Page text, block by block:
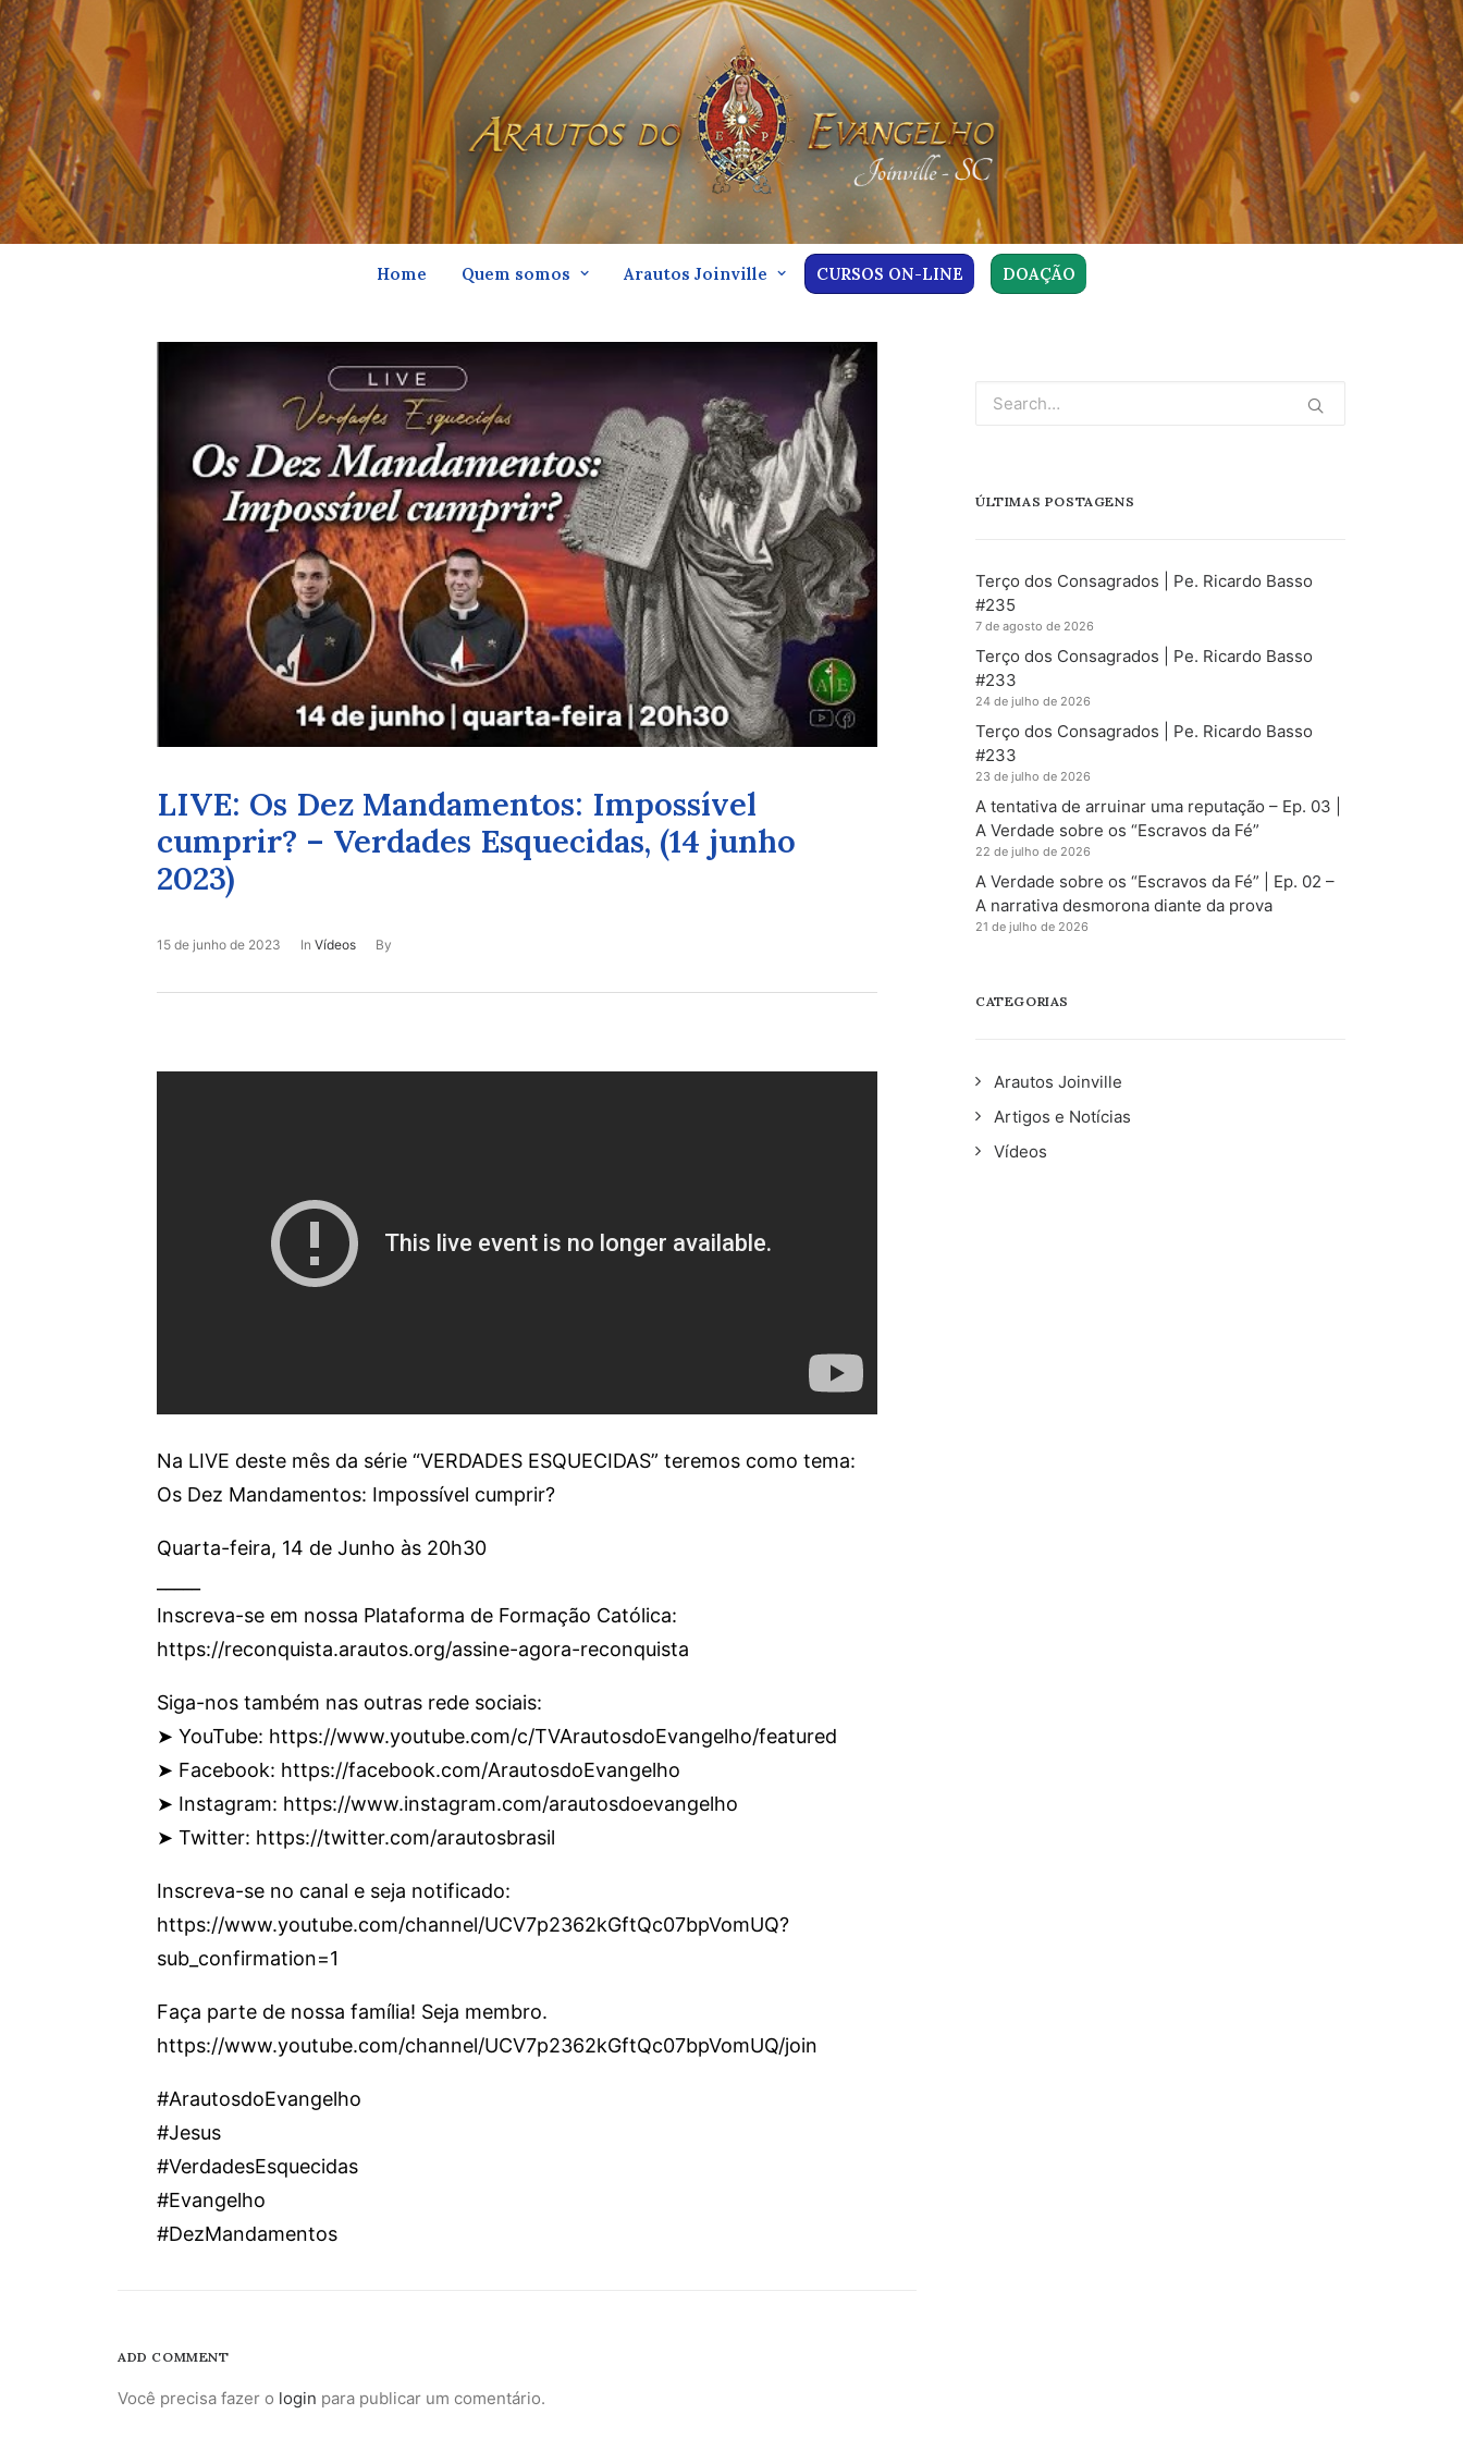
Home Quem somos Arautos Joinville CURSOS ON-LINE DOAÇÃO
LIVE: Os Dez Mandamentos: Impossível
cumprir? – Verdades Esquecidas, (14 junho
2023)
15 de junho de 2023 In Vídeos By
Na LIVE deste mês da série “VERDADES ESQUECIDAS” teremos como tema:
Os Dez Mandamentos: Impossível cumprir?
Quarta-feira, 14 de Junho às 20h30
Inscreva-se em nossa Plataforma de Formação Católica:
https://reconquista.arautos.org/assine-agora-reconquista
Siga-nos também nas outras rede sociais:
➤ YouTube: https://www.youtube.com/c/TVArautosdoEvangelho/featured
➤ Facebook: https://facebook.com/ArautosdoEvangelho
➤ Instagram: https://www.instagram.com/arautosdoevangelho
➤ Twitter: https://twitter.com/arautosbrasil
Inscreva-se no canal e seja notificado:
https://www.youtube.com/channel/UCV7p2362kGftQc07bpVomUQ?
sub_confirmation=1
Faça parte de nossa família! Seja membro.
https://www.youtube.com/channel/UCV7p2362kGftQc07bpVomUQ/join
#ArautosdoEvangelho
#Jesus
#VerdadesEsquecidas
#Evangelho
#DezMandamentos
ADD COMMENT
Você precisa fazer o login para publicar um comentário.
ÚLTIMAS POSTAGENS
Terço dos Consagrados | Pe. Ricardo Basso
#235
7 de agosto de 2026
Terço dos Consagrados | Pe. Ricardo Basso
#233
24 de julho de 2026
Terço dos Consagrados | Pe. Ricardo Basso
#233
23 de julho de 2026
A tentativa de arruinar uma reputação – Ep. 03 |
A Verdade sobre os “Escravos da Fé”
22 de julho de 2026
A Verdade sobre os “Escravos da Fé” | Ep. 02 –
A narrativa desmorona diante da prova
21 de julho de 2026
CATEGORIAS
Arautos Joinville
Artigos e Notícias
Vídeos